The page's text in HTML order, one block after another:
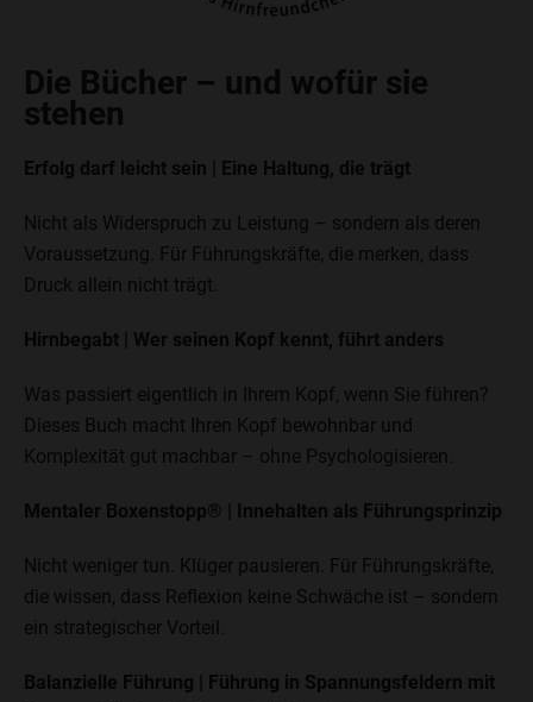
Die Bücher – und wofür sie
stehen
Erfolg darf leicht sein | Eine Haltung, die trägt
Nicht als Widerspruch zu Leistung – sondern als deren
Voraussetzung. Für Führungskräfte, die merken, dass
Druck allein nicht trägt.
Hirnbegabt | Wer seinen Kopf kennt, führt anders
Was passiert eigentlich in Ihrem Kopf, wenn Sie führen?
Dieses Buch macht Ihren Kopf bewohnbar und
Komplexität gut machbar – ohne Psychologisieren.
Mentaler Boxenstopp® | Innehalten als Führungsprinzip
Nicht weniger tun. Klüger pausieren. Für Führungskräfte,
die wissen, dass Reflexion keine Schwäche ist – sondern
ein strategischer Vorteil.
Balanzielle Führung | Führung in Spannungsfeldern mit